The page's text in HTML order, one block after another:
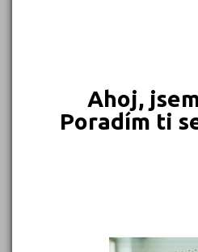
Ahoj,
Poradím ti